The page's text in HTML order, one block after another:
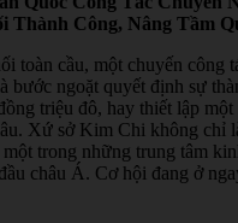
Thành Công, Nâng Tầm
toàn cầu, một chuyến công
bước ngoặt quyết định sự
triệu đô, hay thiết lập một
Xứ sở Kim Chi không chỉ
trong những trung tâm
châu Á. Cơ hội đang ở